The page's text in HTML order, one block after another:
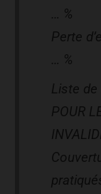
… %
Perte
… %
Liste
POUR